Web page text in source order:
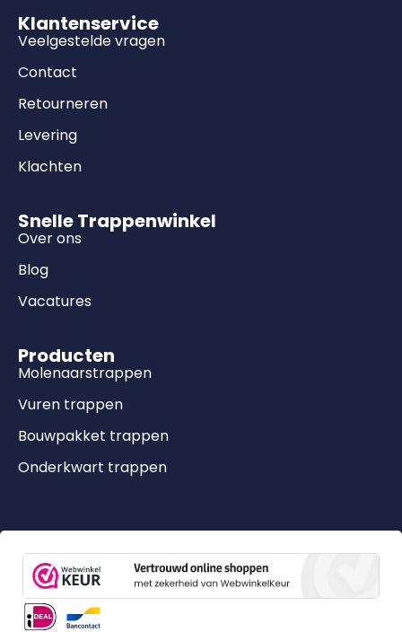
Klantenservice
Veelgestelde vragen
Contact
Retourneren
Levering
Klachten
Snelle Trappenwinkel
Over ons
Blog
Vacatures
Producten
Molenaarstrappen
Vuren trappen
Bouwpakket trappen
Onderkwart trappen